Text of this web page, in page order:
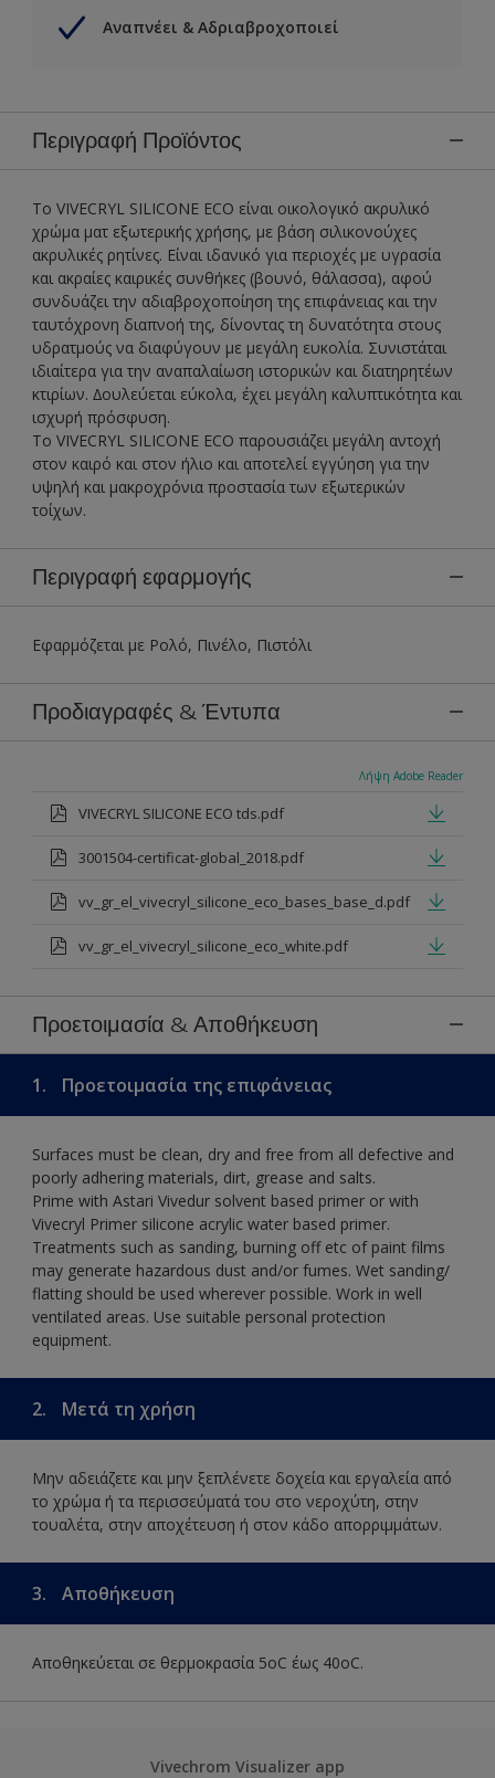
Αναπνέει & Αδριαβροχοποιεί
Περιγραφή Προϊόντος
Το VIVECRYL SILICONE ECO είναι οικολογικό ακρυλικό
χρώμα ματ εξωτερικής χρήσης, με βάση σιλικονούχες
ακρυλικές ρητίνες. Είναι ιδανικό για περιοχές με υγρασία
και ακραίες καιρικές συνθήκες (βουνό, θάλασσα), αφού
συνδυάζει την αδιαβροχοποίηση της επιφάνειας και την
ταυτόχρονη διαπνοή της, δίνοντας τη δυνατότητα στους
υδρατμούς να διαφύγουν με μεγάλη ευκολία. Συνιστάται
ιδιαίτερα για την αναπαλαίωση ιστορικών και διατηρητέων
κτιρίων. ∆ουλεύεται εύκολα, έχει μεγάλη καλυπτικότητα και
ισχυρή πρόσφυση.
Το VIVECRYL SILICONE ECO παρουσιάζει μεγάλη αντοχή
στον καιρό και στον ήλιο και αποτελεί εγγύηση για την
υψηλή και μακροχρόνια προστασία των εξωτερικών
τοίχων.
Περιγραφή εφαρμογής
Εφαρμόζεται με Ρολό, Πινέλο, Πιστόλι
Προδιαγραφές & Έντυπα
Λήψη Adobe Reader
VIVECRYL SILICONE ECO tds.pdf
3001504-certificat-global_2018.pdf
vv_gr_el_vivecryl_silicone_eco_bases_base_d.pdf
vv_gr_el_vivecryl_silicone_eco_white.pdf
Προετοιμασία & Αποθήκευση
1. Προετοιμασία της επιφάνειας
Surfaces must be clean, dry and free from all defective and
poorly adhering materials, dirt, grease and salts.
Prime with Astari Vivedur solvent based primer or with
Vivecryl Primer silicone acrylic water based primer.
Treatments such as sanding, burning off etc of paint films
may generate hazardous dust and/or fumes. Wet sanding/
flatting should be used wherever possible. Work in well
ventilated areas. Use suitable personal protection
equipment.
2. Μετά τη χρήση
Μην αδειάζετε και μην ξεπλένετε δοχεία και εργαλεία από
το χρώμα ή τα περισσεύματά του στο νεροχύτη, στην
τουαλέτα, στην αποχέτευση ή στον κάδο απορριμμάτων.
3. Αποθήκευση
Αποθηκεύεται σε θερμοκρασία 5οC έως 40οC.
Vivechrom Visualizer app